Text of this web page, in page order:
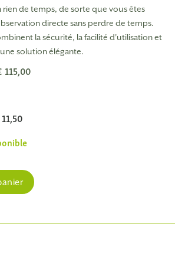
de temps, de sorte que vous êtes
directe sans perdre de temps.
la sécurité, la facilité d'utilisation et
solution élégante.
115,00